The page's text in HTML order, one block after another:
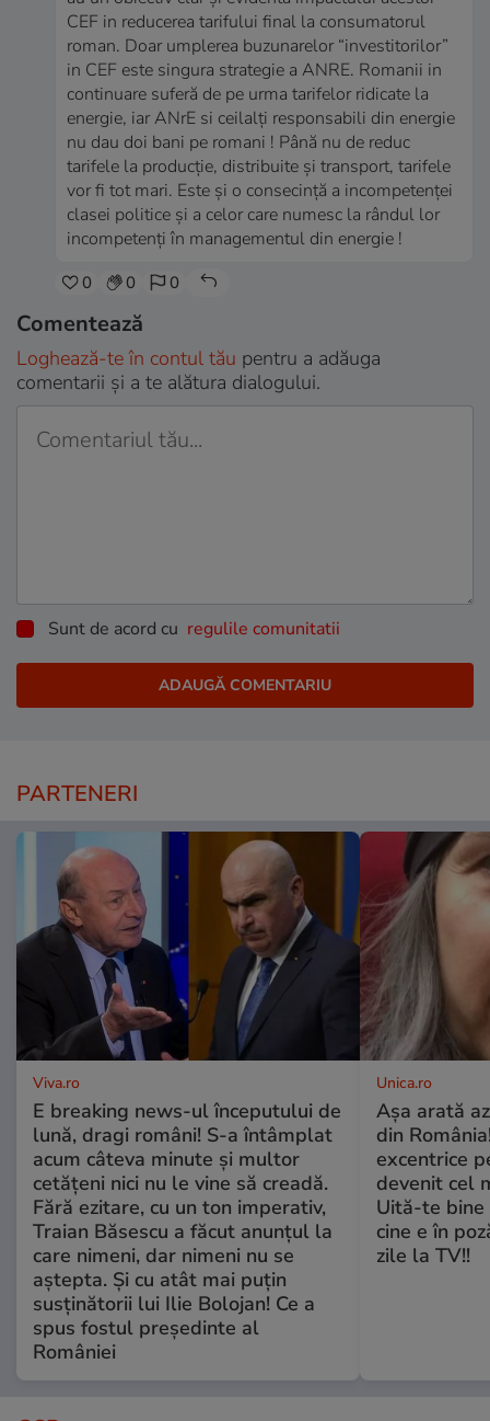
CEF in reducerea tarifului final la consumatorul
roman. Doar umplerea buzunarelor “investitorilor”
in CEF este singura strategie a ANRE. Romanii in
continuare suferă de pe urma tarifelor ridicate la
energie, iar ANrE si ceilalți responsabili din energie
nu dau doi bani pe romani ! Până nu de reduc
tarifele la producție, distribuite și transport, tarifele
vor fi tot mari. Este și o consecință a incompetenței
clasei politice și a celor care numesc la rândul lor
incompetenți în managementul din energie !
0 0 0
Comentează
Loghează-te în contul tău pentru a adăuga
comentarii și a te alătura dialogului.
Sunt de acord cu regulile comunitatii
PARTENERI
Viva.ro
E breaking news-ul începutului de
lună, dragi români! S-a întâmplat
acum câteva minute și multor
cetățeni nici nu le vine să creadă.
Fără ezitare, cu un ton imperativ,
Traian Băsescu a făcut anunțul la
care nimeni, dar nimeni nu se
aștepta. Și cu atât mai puțin
susținătorii lui Ilie Bolojan! Ce a
spus fostul președinte al
României
Unica.ro
Așa arată
din
excentrice
devenit cel
Uită-te bine
cine e în
zile la TV!!